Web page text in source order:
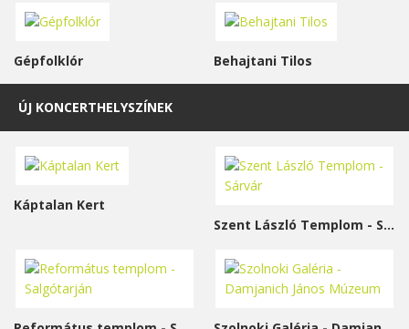
Gépfolklór Behajtani Tilos
ÚJ KONCERTHELYSZÍNEK
Káptalan Kert
Szent László Templom - Sárvár